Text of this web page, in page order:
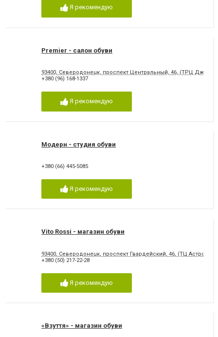
Я рекомендую
Premier - салон обуви
93400, Северодонецк, проспект Центральный, 46, (ТРЦ Джаз)
+380 (96) 168-1337
Я рекомендую
Модерн - студия обуви
+380 (66) 445-5085
Я рекомендую
Vito Rossi - магазин обуви
93400, Северодонецк, проспект Гвардейский, 46, (ТЦ Астрон, 2
+380 (50) 217-22-28
Я рекомендую
«Взуття» - магазин обуви